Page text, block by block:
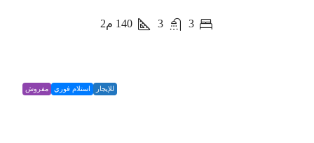
3
3
140 م2
للإيجار استلام فوري مفروش